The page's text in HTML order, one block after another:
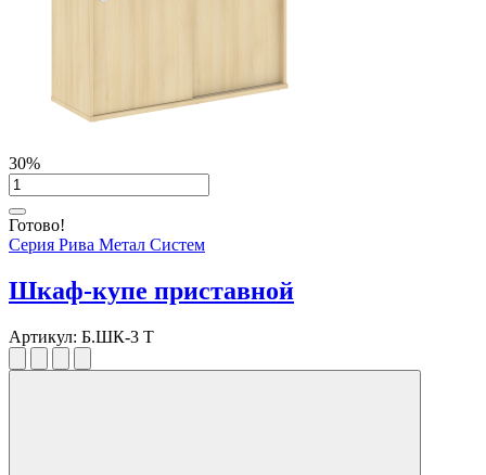
30%
Готово!
Серия Рива Метал Систем
Шкаф-купе приставной
Артикул: Б.ШК-3 Т